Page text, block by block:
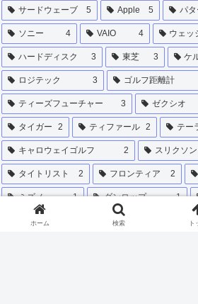
サードウェーブ 5 Apple 5 パタ
ソニー 4 VAIO 4 ウェッ
ハードディスク 3 東芝 3 ケ
ロジテック 3 ゴルフ距離計
ティーズフューチャー 3 ゼクシオ
タイガー 2 ティファール 2 テー
キャロウェイゴルフ 2 スリクソン
タイトリスト 2 フロンティア 2
ミズノ 1 ダンロップ 1
リョーマゴルフ
ホーム 検索 ト